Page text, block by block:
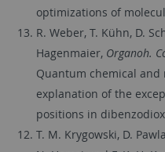
optimizations of
R. Weber, T. Kühn, D.
Hagenmaier, Organoh.
Quantum chemical
explanation of the
positions in
T. M. Krygowski, D.